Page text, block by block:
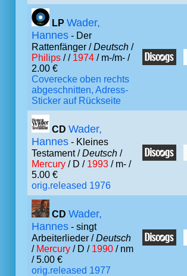
LP Wader,
Hannes - Der
Rattenfänger /Deutsch /
Philips / / 1974 / m-/m- /
2.00 €
Coverecke oben rechts
abgeschnitten, Adress-
Sticker auf Rückseite
CD Wader,
Hannes - Kleines
Testament /Deutsch /
Mercury / D / 1993 / m- /
5.00 €
orig.released 1976
CD Wader,
Hannes - singt
Arbeiterlieder /Deutsch
/ Mercury / D / 1990 / nm
/ 5.00 €
orig.released 1977